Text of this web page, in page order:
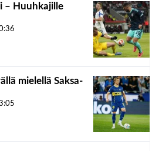
– Huuhkajille
mielellä Saksa-